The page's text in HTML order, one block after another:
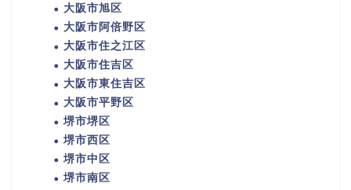
大阪市旭区
大阪市阿倍野区
大阪市住之江区
大阪市住吉区
大阪市東住吉区
大阪市平野区
堺市堺区
堺市西区
堺市中区
堺市南区